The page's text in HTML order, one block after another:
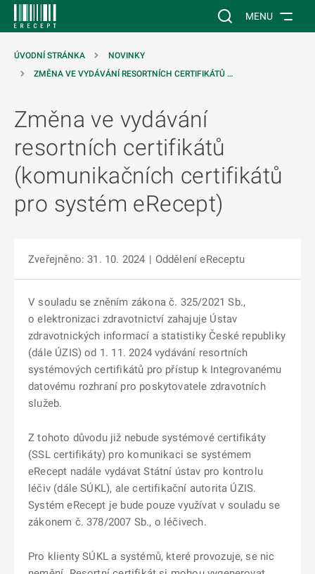
Vyhledávání na
MENU
ÚVODNÍ STRÁNKA
NOVINKY
ZMĚNA VE VYDÁVÁNÍ RESORTNÍCH CERTIFIKÁTŮ …
Změna ve vydávání
resortních certifikátů
(komunikačních certifikátů
pro systém eRecept)
Zveřejněno: 31. 10. 2024 | Oddělení eReceptu
V souladu se zněním zákona č. 325/2021 Sb.,
o elektronizaci zdravotnictví zahajuje Ústav
zdravotnických informací a statistiky České republiky
(dále ÚZIS) od 1. 11. 2024 vydávání resortních
systémových certifikátů pro přístup k Integrovanému
datovému rozhraní pro poskytovatele zdravotních
služeb.
Z tohoto důvodu již nebude systémové certifikáty
(SSL certifikáty) pro komunikaci se systémem
eRecept nadále vydávat Státní ústav pro kontrolu
léčiv (dále SÚKL), ale certifikační autorita ÚZIS.
Systém eRecept je bude pouze využívat v souladu se
zákonem č. 378/2007 Sb., o léčivech.
Pro klienty SÚKL a systémů, které provozuje, se nic